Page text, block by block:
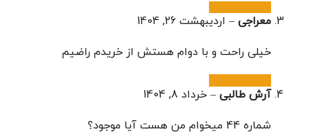
معراجی – اردیبهشت 26, 1404
خیلی راحت و با دوام هستش از خریدم راضیم
آرش طالبی – خرداد 8, 1404
شماره 44 میخوام من هست آیا موجود؟